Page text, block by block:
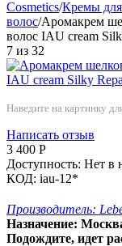
Cosmetics/Кремы
волос/Аромакрем
волос IAU cream
7 из 32
Наведите на картинку
Написать отзыв
3 400 Р
Доступность: Нет в
КОД: iau-12*
Производитель:
Назначение:
Подождите, идет